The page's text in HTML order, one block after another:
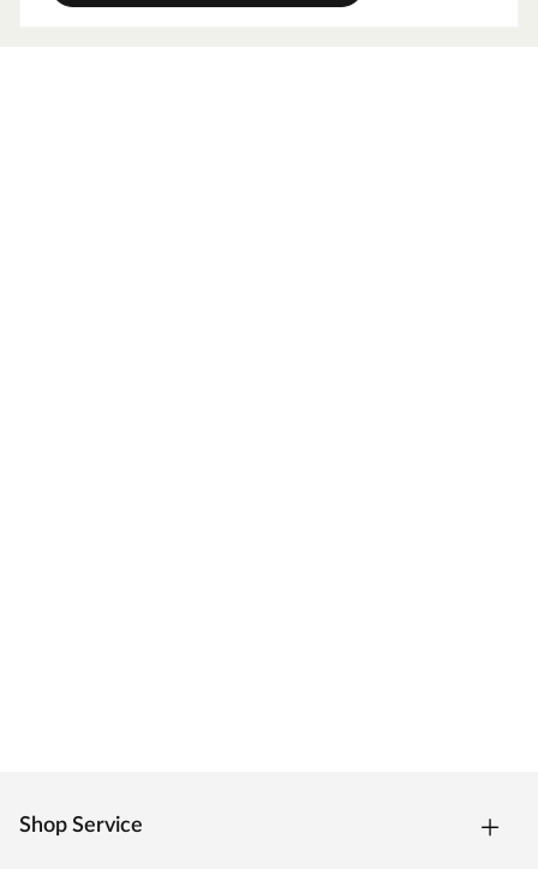
Shop Service